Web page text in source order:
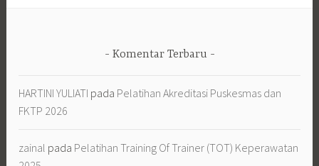
Komentar Terbaru
HARTINI YULIATI pada Pelatihan Akreditasi Puskesmas dan
FKTP 2026
zainal pada Pelatihan Training Of Trainer (TOT) Keperawatan